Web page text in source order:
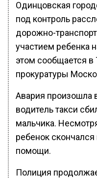
Одинцовская
под контроль
дорожно-
участием ребенка
этом сообщается в
прокуратуры
Авария произошла
водитель такси
мальчика.
ребенок
помощи.
Полиция